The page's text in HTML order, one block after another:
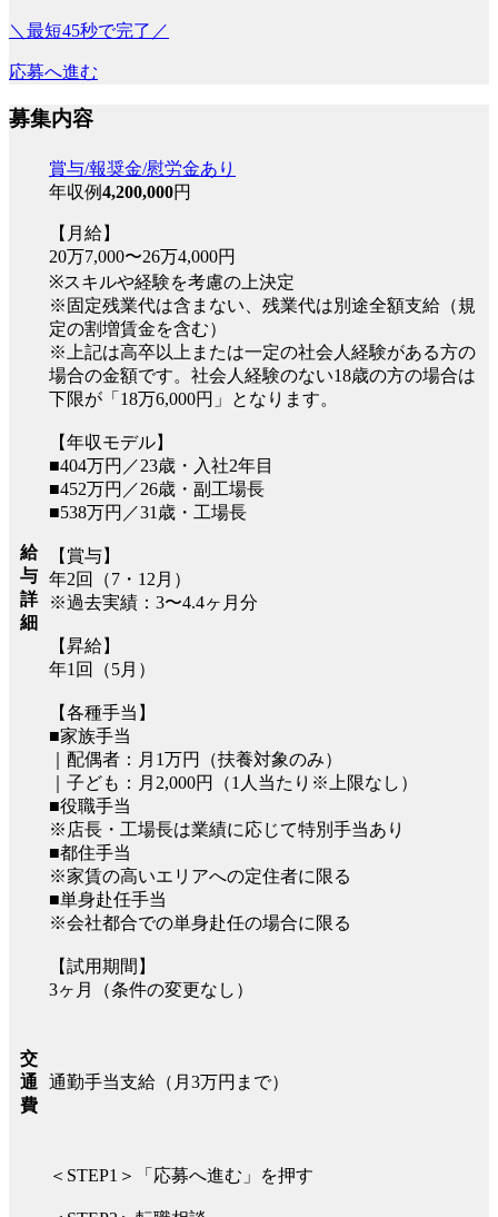
＼最短45秒で完了／
応募へ進む
募集内容
給
与
詳
細
賞与/報奨金/慰労金あり
年収例4,200,000円
【月給】
20万7,000〜26万4,000円
※スキルや経験を考慮の上決定
※固定残業代は含まない、残業代は別途全額支給（規
定の割増賃金を含む）
※上記は高卒以上または一定の社会人経験がある方の
場合の金額です。社会人経験のない18歳の方の場合は
下限が「18万6,000円」となります。
【年収モデル】
■404万円／23歳・入社2年目
■452万円／26歳・副工場長
■538万円／31歳・工場長
【賞与】
年2回（7・12月）
※過去実績：3〜4.4ヶ月分
【昇給】
年1回（5月）
【各種手当】
■家族手当
｜配偶者：月1万円（扶養対象のみ）
｜子ども：月2,000円（1人当たり※上限なし）
■役職手当
※店長・工場長は業績に応じて特別手当あり
■都住手当
※家賃の高いエリアへの定住者に限る
■単身赴任手当
※会社都合での単身赴任の場合に限る
【試用期間】
3ヶ月（条件の変更なし）
交
通
費
通勤手当支給（月3万円まで）
＜STEP1＞「応募へ進む」を押す